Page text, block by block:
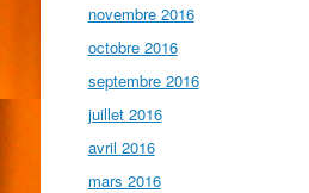
novembre 2016
octobre 2016
septembre 2016
juillet 2016
avril 2016
mars 2016